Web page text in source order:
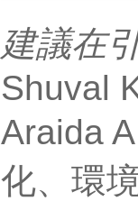
建議在
Shuval
Araida
化、環